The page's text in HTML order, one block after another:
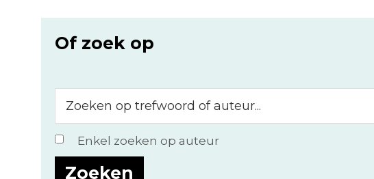
Of zoek op
op
trefwoord
of
auteur...
Enkel zoeken op auteur